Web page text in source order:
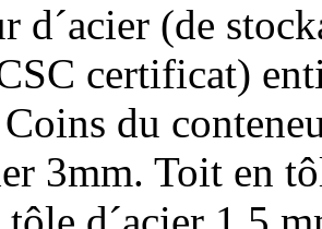
d´acier (de
certificat)
du
3mm. Toit en